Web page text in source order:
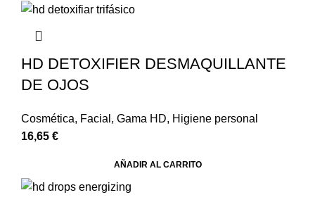
HD DETOXIFIER DESMAQUILLANTE
DE OJOS
Cosmética, Facial , Gama HD, Higiene personal
16,65 €
AÑADIR AL CARRITO